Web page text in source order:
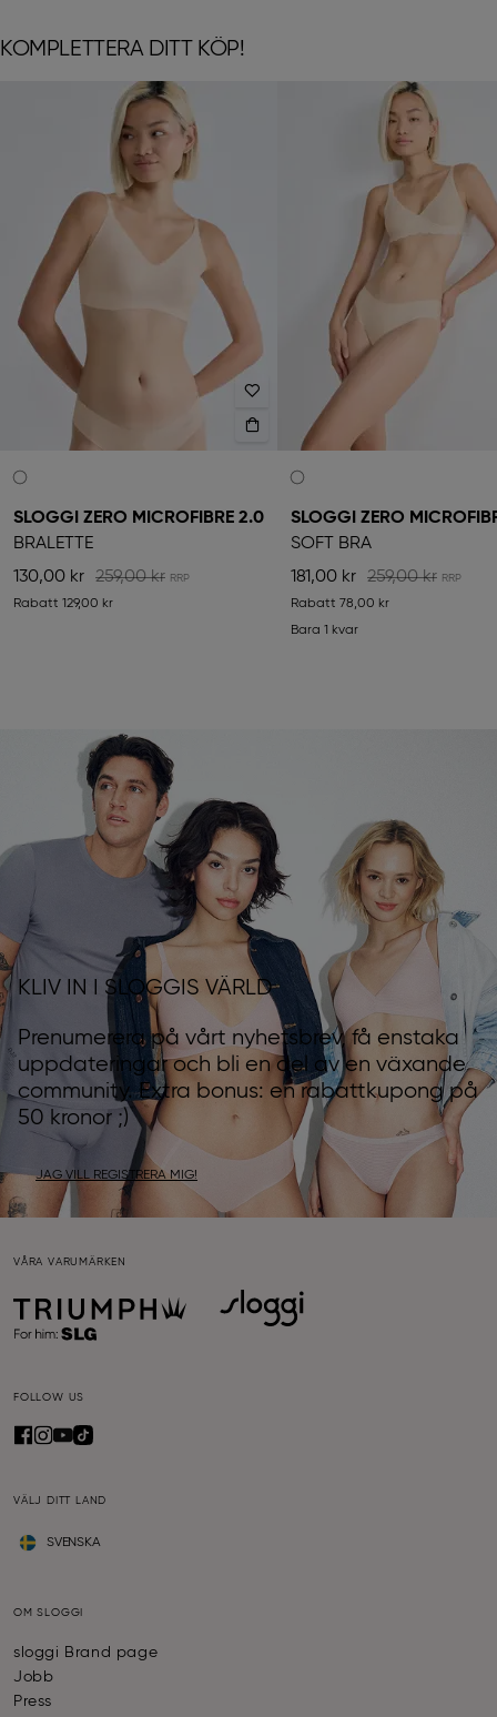
KOMPLETTERA DITT KÖP!
SLOGGI ZERO MICROFIBRE 2.0
BRALETTE
130,00 kr
259,00 kr
Rabatt 129,00 kr
SLOGGI ZERO
SOFT BRA
181,00 kr
259,00 kr
Rabatt 78,00 kr
Bara 1 kvar
KLIV IN I SLOGGIS VÄRLD
Prenumerera på vårt nyhetsbrev, få enstaka
uppdateringar och bli en del av en växande
community. Extra bonus: en rabattkupong på
50 kronor ;)
JAG VILL REGISTRERA MIG!
VÅRA VARUMÄRKEN
FOLLOW US
VÄLJ DITT LAND
SVENSKA
OM SLOGGI
sloggi Brand page
Jobb
Press